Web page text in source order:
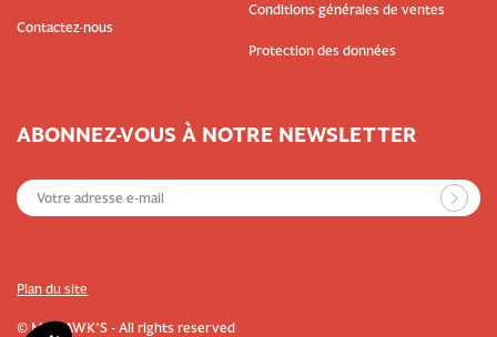
Contactez-nous
Conditions générales de ventes
Protection des données
ABONNEZ-VOUS À NOTRE NEWSLETTER
© MOHAWK’S - All rights reserved
Plan du site